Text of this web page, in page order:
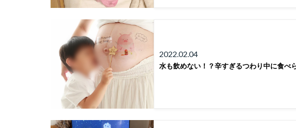
2022.02.04
水も飲めない！？辛すぎるつわり中に食べ